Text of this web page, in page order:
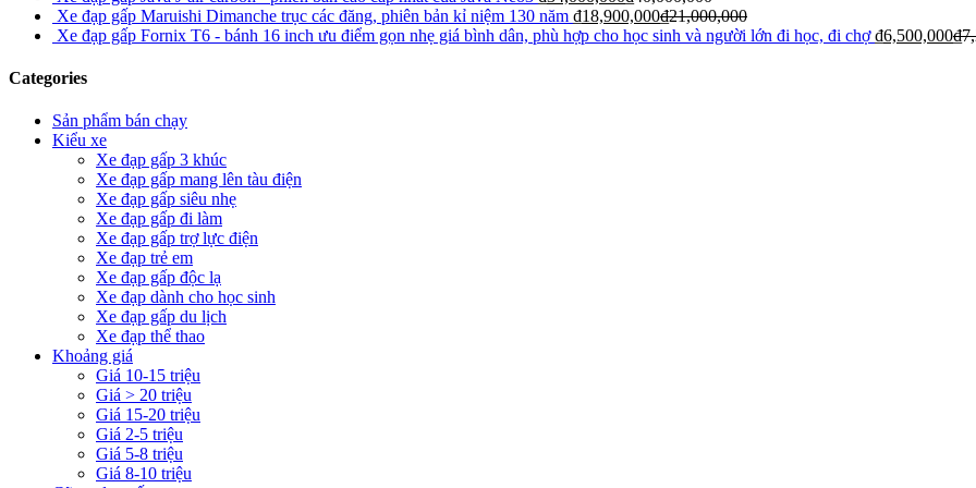
Xe đạp gấp Maruishi Dimanche trục các đăng, phiên bản kỉ niệm 130 năm ₫18,900,000₫21,000,000
Xe đạp gấp Fornix T6 - bánh 16 inch ưu điểm gọn nhẹ giá bình dân, phù hợp cho học sinh và người lớn đi học, đi chợ ₫6,500,000₫
Categories
Sản phẩm bán chạy
Kiểu xe
Xe đạp gấp 3 khúc
Xe đạp gấp mang lên tàu điện
Xe đạp gấp siêu nhẹ
Xe đạp gấp đi làm
Xe đạp gấp trợ lực điện
Xe đạp trẻ em
Xe đạp gấp độc lạ
Xe đạp dành cho học sinh
Xe đạp gấp du lịch
Xe đạp thể thao
Khoảng giá
Giá 10-15 triệu
Giá > 20 triệu
Giá 15-20 triệu
Giá 2-5 triệu
Giá 5-8 triệu
Giá 8-10 triệu